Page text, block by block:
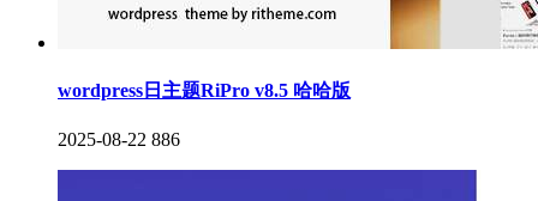
wordpress日主题RiPro v8.5 哈哈版
2025-08-22 886